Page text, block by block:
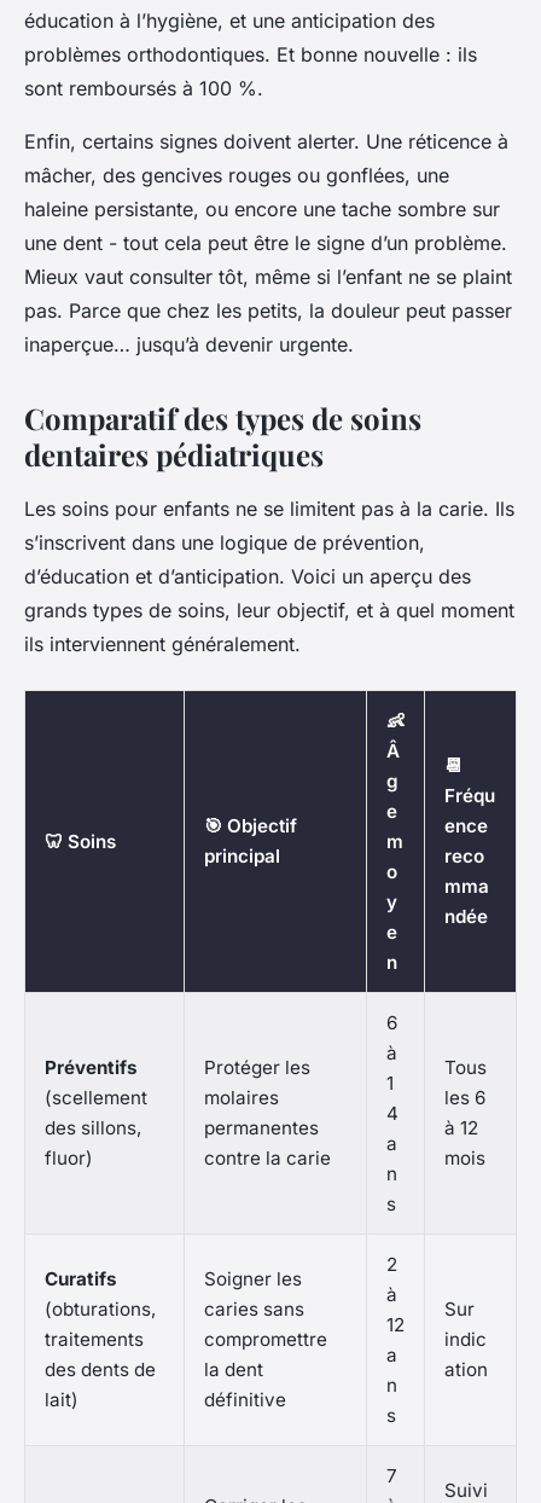
éducation à l’hygiène, et une anticipation des
problèmes orthodontiques. Et bonne nouvelle : ils
sont remboursés à 100 %.
Enfin, certains signes doivent alerter. Une réticence à
mâcher, des gencives rouges ou gonflées, une
haleine persistante, ou encore une tache sombre sur
une dent - tout cela peut être le signe d’un problème.
Mieux vaut consulter tôt, même si l’enfant ne se plaint
pas. Parce que chez les petits, la douleur peut passer
inaperçue… jusqu’à devenir urgente.
Comparatif des types de soins
dentaires pédiatriques
Les soins pour enfants ne se limitent pas à la carie. Ils
s’inscrivent dans une logique de prévention,
d’éducation et d’anticipation. Voici un aperçu des
grands types de soins, leur objectif, et à quel moment
ils interviennent généralement.
🦷 Soins
🎯 Objectif
principal
👶
Â
g
e
m
o
y
e
n
📆
Fréqu
ence
reco
mma
ndée
Préventifs
(scellement
des sillons,
fluor)
Protéger les
molaires
permanentes
contre la carie
6
à
1
4
a
n
s
Tous
les 6
à 12
mois
Curatifs
(obturations,
traitements
des dents de
lait)
Soigner les
caries sans
compromettre
la dent
définitive
2
à
12
a
n
s
Sur
indic
ation
7
Suivi